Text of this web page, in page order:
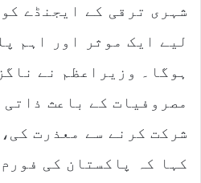
شہری ترقی کے ایجنڈے
لیے ایک موثر اور اہم
ہوگا۔ وزیراعظم نے
مصروفیات کے باعث
شرکت کرنے سے معذرت
کہا کہ پاکستان کی